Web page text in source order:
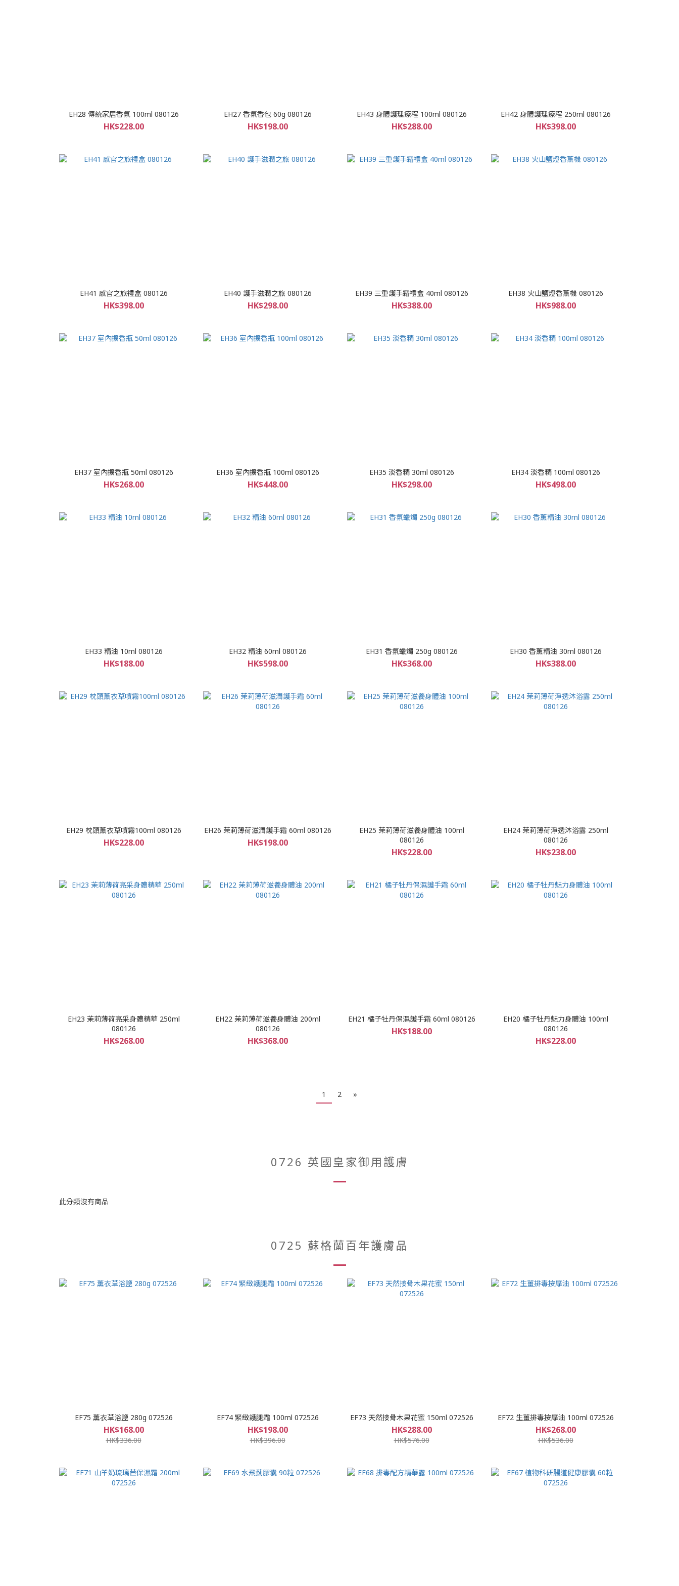
EH28 傳統家居香氛 100ml 080126
HK$228.00
EH27 香氛香包 60g 080126
HK$198.00
EH43 身體護理療程 100ml 080126
HK$288.00
EH42 身體護理療程 250ml 080126
HK$398.00
EH41 感官之旅禮盒 080126
HK$398.00
EH40 護手滋潤之旅 080126
HK$298.00
EH39 三重護手霜禮盒 40ml 080126
HK$388.00
EH38 火山鹽燈香薰機 080126
HK$988.00
EH37 室內擴香瓶 50ml 080126
HK$268.00
EH36 室內擴香瓶 100ml 080126
HK$448.00
EH35 淡香精 30ml 080126
HK$298.00
EH34 淡香精 100ml 080126
HK$498.00
EH33 精油 10ml 080126
HK$188.00
EH32 精油 60ml 080126
HK$598.00
EH31 香氛蠟燭 250g 080126
HK$368.00
EH30 香薰精油 30ml 080126
HK$388.00
EH29 枕頭薰衣草噴霧100ml 080126
HK$228.00
EH26 茉莉薄荷滋潤護手霜 60ml 080126
HK$198.00
EH25 茉莉薄荷滋養身體油 100ml
080126
HK$228.00
EH24 茉莉薄荷淨透沐浴露 250ml
080126
HK$238.00
EH23 茉莉薄荷亮采身體精華 250ml
080126
HK$268.00
EH22 茉莉薄荷滋養身體油 200ml
080126
HK$368.00
EH21 橘子牡丹保濕護手霜 60ml 080126
HK$188.00
EH20 橘子牡丹魅力身體油 100ml
080126
HK$228.00
1 2 »
0726 英國皇家御用護膚
此分類沒有商品
0725 蘇格蘭百年護膚品
EF75 薰衣草浴鹽 280g 072526
HK$168.00
HK$336.00
EF74 緊緻護腿霜 100ml 072526
HK$198.00
HK$396.00
EF73 天然接骨木果花蜜 150ml 072526
HK$288.00
HK$576.00
EF72 生薑排毒按摩油 100ml 072526
HK$268.00
HK$536.00